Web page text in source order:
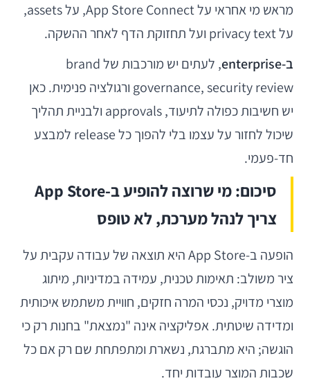
מראש מי אחראי על App Store Connect, על assets,
על privacy text ועל תחזוקת הדף לאחר ההשקה.
ב-enterprise
, לעתים יש מורכבות של brand
governance, security review ורגולציה פנימית. כאן
יש חשיבות כפולה לתיעוד, approvals ולבניית תהליך
שיכול לחזור על עצמו בלי להפוך כל release למבצע
חד-פעמי.
סיכום: מי שרוצה להופיע ב-App Store
צריך לנהל מערכת, לא טופס
הופעה ב-App Store היא תוצאה של עבודה עקבית על
ציר משולב: תאימות טכנית, עמידה במדיניות, מיתוג
מוצרי מדויק, נכסי המרה חזקים, חוויית משתמש איכותית
ומדידה שיטתית. אפליקציה אינה "נמצאת" בחנות רק כי
הוגשה; היא מתברגת, נשארת ומתפתחת שם רק אם כל
שכבות המוצר עובדות יחד.